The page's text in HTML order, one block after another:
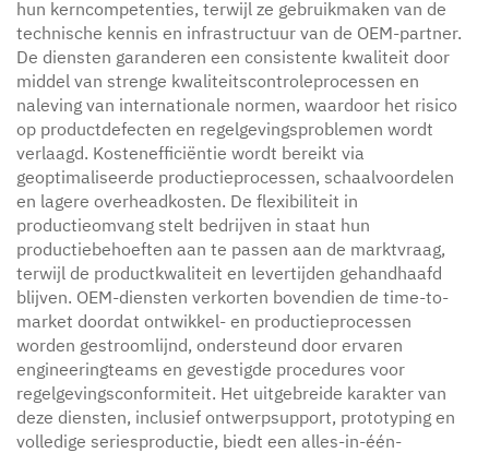
hun kerncompetenties, terwijl ze gebruikmaken van de
technische kennis en infrastructuur van de OEM-partner.
De diensten garanderen een consistente kwaliteit door
middel van strenge kwaliteitscontroleprocessen en
naleving van internationale normen, waardoor het risico
op productdefecten en regelgevingsproblemen wordt
verlaagd. Kostenefficiëntie wordt bereikt via
geoptimaliseerde productieprocessen, schaalvoordelen
en lagere overheadkosten. De flexibiliteit in
productieomvang stelt bedrijven in staat hun
productiebehoeften aan te passen aan de marktvraag,
terwijl de productkwaliteit en levertijden gehandhaafd
blijven. OEM-diensten verkorten bovendien de time-to-
market doordat ontwikkel- en productieprocessen
worden gestroomlijnd, ondersteund door ervaren
engineeringteams en gevestigde procedures voor
regelgevingsconformiteit. Het uitgebreide karakter van
deze diensten, inclusief ontwerpsupport, prototyping en
volledige seriesproductie, biedt een alles-in-één-